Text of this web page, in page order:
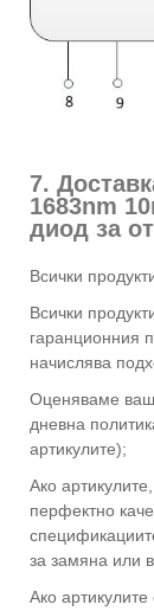
7.
1683nm
диод за
Всички
Всички
гаранционния
начислява
Оценяваме
дневна
артикулите);
Ако
перфектно
за замяна или
Ако